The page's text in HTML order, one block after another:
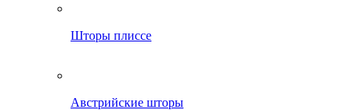
Шторы плиссе
Австрийские шторы